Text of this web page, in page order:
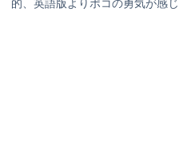
的、英語版よりポコの勇気が感